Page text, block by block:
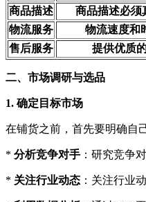
商品描述
商品描述必须
物流服务
物流速度和
售后服务
提供优质
二、市场调研与选品
1. 确定目标市场
在铺货之前，首先要明确自
* 分析竞争对手 ：研究竞争
* 关注行业动态 ：关注行业